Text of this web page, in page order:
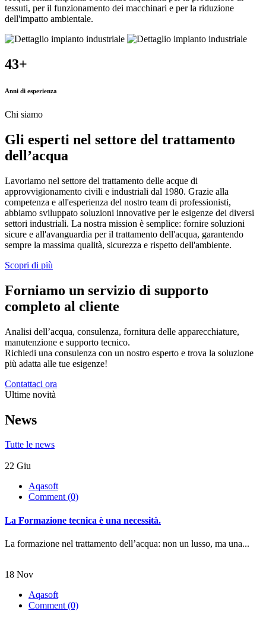
tessuti, per il funzionamento dei macchinari e per la riduzione
dell'impatto ambientale.
43+
Anni di esperienza
Chi siamo
Gli esperti nel settore del trattamento
dell’acqua
Lavoriamo nel settore del trattamento delle acque di
approvvigionamento civili e industriali dal 1980. Grazie alla
competenza e all'esperienza del nostro team di professionisti,
abbiamo sviluppato soluzioni innovative per le esigenze dei diversi
settori industriali. La nostra mission è semplice: fornire soluzioni
sicure e all'avanguardia per il trattamento dell'acqua, garantendo
sempre la massima qualità, sicurezza e rispetto dell'ambiente.
Scopri di più
Forniamo un servizio di supporto
completo al cliente
Analisi dell’acqua, consulenza, fornitura delle apparecchiature,
manutenzione e supporto tecnico.
Richiedi una consulenza con un nostro esperto e trova la soluzione
più adatta alle tue esigenze!
Contattaci ora
Ultime novità
News
Tutte le news
22 Giu
Aqasoft
Comment (0)
La Formazione tecnica è una necessità.
La formazione nel trattamento dell’acqua: non un lusso, ma una...
18 Nov
Aqasoft
Comment (0)